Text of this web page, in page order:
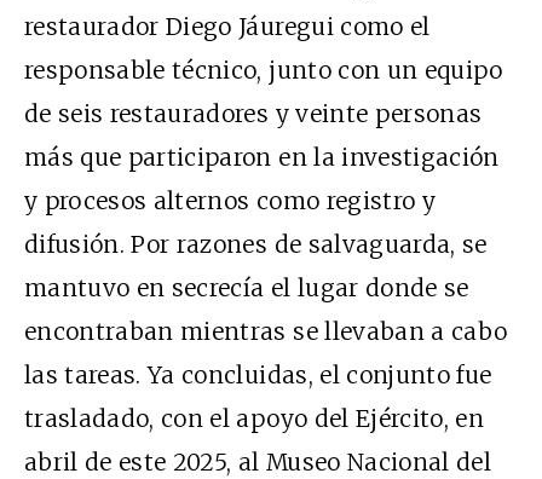
restaurador Diego Jáuregui como el
responsable técnico, junto con un equipo
de seis restauradores y veinte personas
más que participaron en la investigación
y procesos alternos como registro y
difusión. Por razones de salvaguarda, se
mantuvo en secrecía el lugar donde se
encontraban mientras se llevaban a cabo
las tareas. Ya concluidas, el conjunto fue
trasladado, con el apoyo del Ejército, en
abril de este 2025, al Museo Nacional del